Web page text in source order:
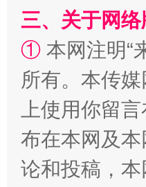
阿坝州三大球赛在
三、关于网络
① 本网注明“
所有。本传
上使用你留
布在本网及
论和投稿，